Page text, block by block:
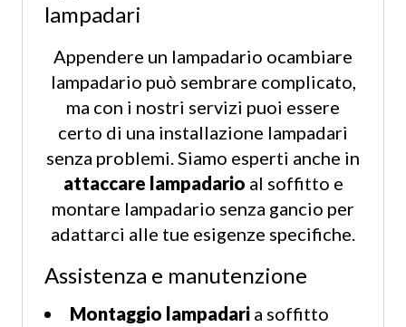
lampadari
Appendere un lampadario ocambiare
lampadario può sembrare complicato,
ma con i nostri servizi puoi essere
certo di una installazione lampadari
senza problemi. Siamo esperti anche in
attaccare lampadario al soffitto e
montare lampadario senza gancio per
adattarci alle tue esigenze specifiche.
Assistenza e manutenzione
Montaggio lampadari a soffitto